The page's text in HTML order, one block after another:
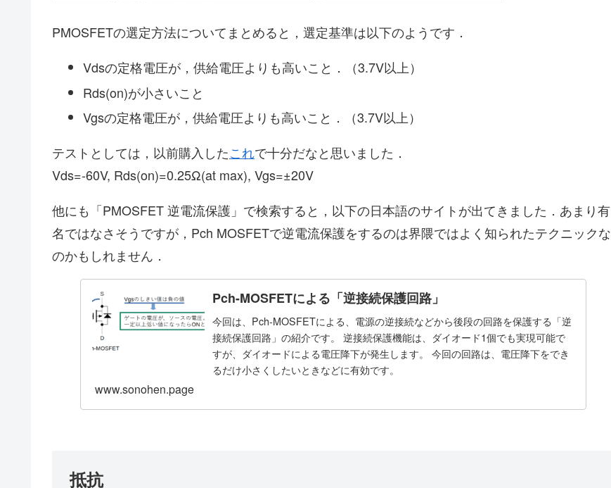
PMOSFETの選定方法についてまとめると，選定基準は以下のようです．
Vdsの定格電圧が，供給電圧よりも高いこと．（3.7V以上）
Rds(on)が小さいこと
Vgsの定格電圧が，供給電圧よりも高いこと．（3.7V以上）
テストとしては，以前購入したこれで十分だなと思いました．
Vds=-60V, Rds(on)=0.25Ω(at max), Vgs=±20V
他にも「PMOSFET 逆電流保護」で検索すると，以下の日本語のサイトが出てきました．あまり有
名ではなさそうですが，Pch MOSFETで逆電流保護をするのは界隈ではよく知られたテクニックな
のかもしれません．
Pch-MOSFETによる「逆接続保護回路」
今回は、Pch-MOSFETによる、電源の逆接続などから後段の回路を保護する「逆
接続保護回路」の紹介です。 逆接続保護機能は、ダイオード1個でも実現可能で
すが、ダイオードによる電圧降下が発生します。 今回の回路は、電圧降下をでき
るだけ小さくしたいときなどに有効です。
www.sonohen.page
抵抗